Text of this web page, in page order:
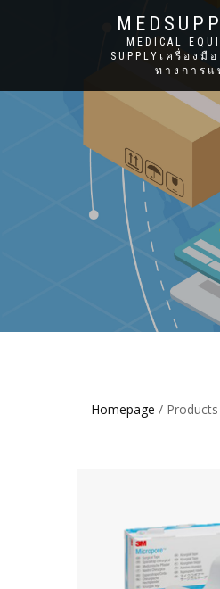
MEDICAL
SUPPLYเครื่อง
ทางการแ
Homepage /